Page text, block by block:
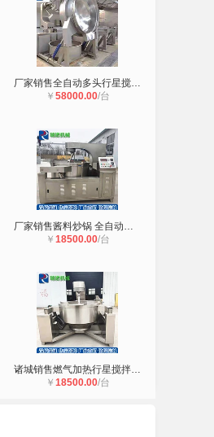
厂家销售全自动多头行星搅拌炒锅 大
￥ 58000.00/台
厂家销售酱料炒锅 全自动行星搅拌火
￥ 18500.00/台
诸城销售燃气加热行星搅拌炒锅 商用
￥ 18500.00/台